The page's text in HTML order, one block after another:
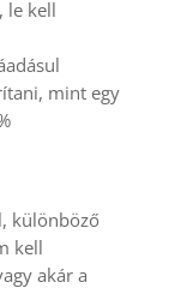
le kell
mint egy
különböző
kell
akár a